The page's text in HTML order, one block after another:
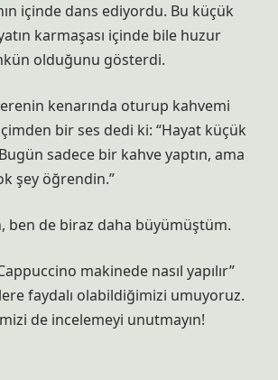
içinde dans ediyordu. Bu küçük
karmaşası içinde bile huzur
olduğunu gösterdi.
kenarında oturup kahvemi
bir ses dedi ki: “Hayat küçük
sadece bir kahve yaptın, ama
şey öğrendin.”
ben de biraz daha büyümüştüm.
makinede nasıl yapılır”
faydalı olabildiğimizi umuyoruz.
de incelemeyi unutmayın!